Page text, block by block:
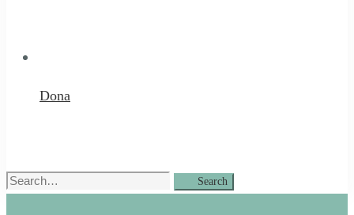
Dona
Search
Search